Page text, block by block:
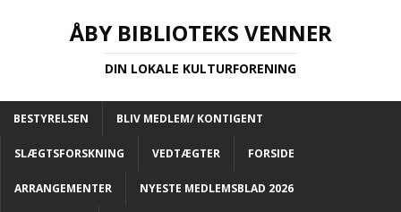
ÅBY BIBLIOTEKS VENNER
DIN LOKALE KULTURFORENING
BESTYRELSEN BLIV MEDLEM/ KONTIGENT
SLÆGTSFORSKNING VEDTÆGTER FORSIDE
ARRANGEMENTER NYESTE MEDLEMSBLAD 2026